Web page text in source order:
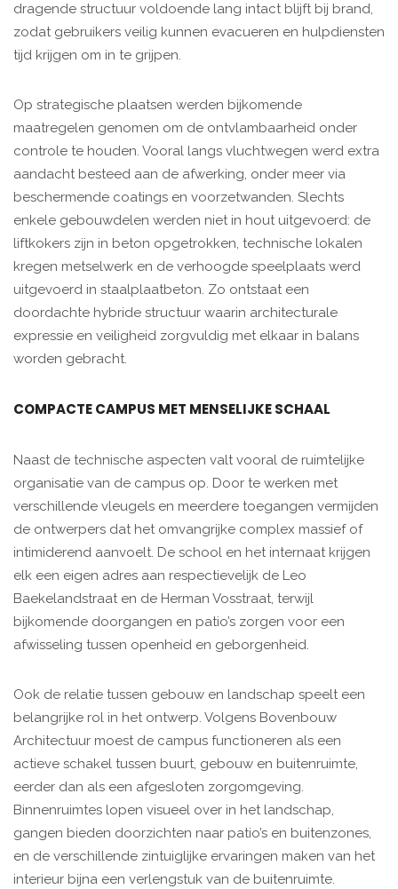
dragende structuur voldoende lang intact blijft bij brand,
zodat gebruikers veilig kunnen evacueren en hulpdiensten
tijd krijgen om in te grijpen.
Op strategische plaatsen werden bijkomende
maatregelen genomen om de ontvlambaarheid onder
controle te houden. Vooral langs vluchtwegen werd extra
aandacht besteed aan de afwerking, onder meer via
beschermende coatings en voorzetwanden. Slechts
enkele gebouwdelen werden niet in hout uitgevoerd: de
liftkokers zijn in beton opgetrokken, technische lokalen
kregen metselwerk en de verhoogde speelplaats werd
uitgevoerd in staalplaatbeton. Zo ontstaat een
doordachte hybride structuur waarin architecturale
expressie en veiligheid zorgvuldig met elkaar in balans
worden gebracht.
COMPACTE CAMPUS MET MENSELIJKE SCHAAL
Naast de technische aspecten valt vooral de ruimtelijke
organisatie van de campus op. Door te werken met
verschillende vleugels en meerdere toegangen vermijden
de ontwerpers dat het omvangrijke complex massief of
intimiderend aanvoelt. De school en het internaat krijgen
elk een eigen adres aan respectievelijk de Leo
Baekelandstraat en de Herman Vosstraat, terwijl
bijkomende doorgangen en patio’s zorgen voor een
afwisseling tussen openheid en geborgenheid.
Ook de relatie tussen gebouw en landschap speelt een
belangrijke rol in het ontwerp. Volgens Bovenbouw
Architectuur moest de campus functioneren als een
actieve schakel tussen buurt, gebouw en buitenruimte,
eerder dan als een afgesloten zorgomgeving.
Binnenruimtes lopen visueel over in het landschap,
gangen bieden doorzichten naar patio’s en buitenzones,
en de verschillende zintuiglijke ervaringen maken van het
interieur bijna een verlengstuk van de buitenruimte.